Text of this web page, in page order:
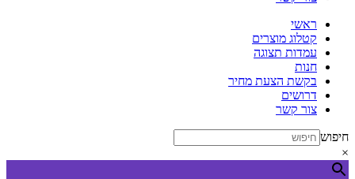
ראשי
קטלוג מוצרים
עמדות תצוגה
חנות
בקשת הצעת מחיר
דרושים
צור קשר
חיפוש
×